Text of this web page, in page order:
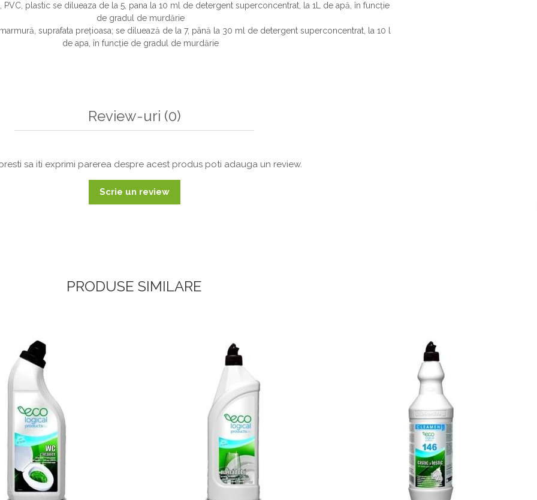
plastic se dilueaza de la 5, pana la 10 ml de detergent superconcentrat, la 1L de apă, în funcție
de gradul de murdărie
suprafata prețioasa; se diluează de la 7, până la 30 ml de detergent superconcentrat, la 10 l
de apa, în funcție de gradul de murdărie
Review-uri (0)
sa iti exprimi parerea despre acest produs poti adauga un review.
Scrie un review
PRODUSE SIMILARE